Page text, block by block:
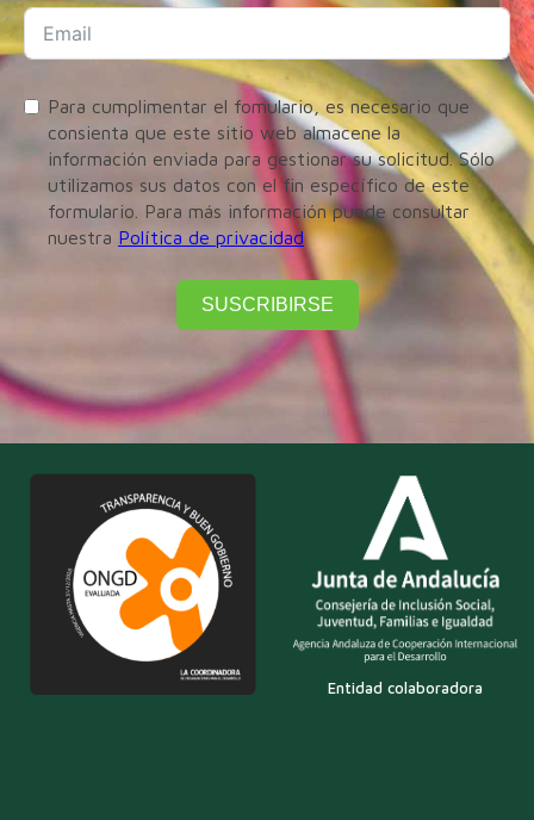
Para cumplimentar el fomulario, es necesario que
consienta que este sitio web almacene la
información enviada para gestionar su solicitud. Sólo
utilizamos sus datos con el fin específico de este
formulario. Para más información puede consultar
nuestra Política de privacidad
SUSCRIBIRSE
Entidad colaboradora